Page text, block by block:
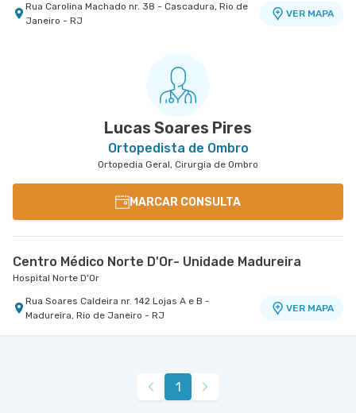
Rua Carolina Machado nr. 38 - Cascadura, Rio de
Janeiro - RJ
VER MAPA
Rua Manuela Barbosa nr. 41 - Meier, Rio de
Estrada Dos Bandeirantes nr. 363 - Taquara
Jacarepagua, Rio de Janeiro - RJ
Lucas Soares Pires
Ortopedista de Ombro
Ortopedia Geral, Cirurgia de Ombro
MARCAR CONSULTA
Centro Médico Norte D'Or- Unidade Madureira
Hospital Norte D'Or
Rua Soares Caldeira nr. 142 Lojas A e B -
Madureira, Rio de Janeiro - RJ
VER MAPA
1